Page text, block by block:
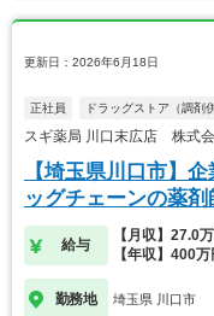
更新日：2026年6月18日
正社員 ドラッグストア（調剤
スギ薬局 川口末広店 株式
【埼玉県川口市】
ッグチェーンの薬剤
給与
【月収】27.0
【年収】400
勤務地 埼玉県 川口市